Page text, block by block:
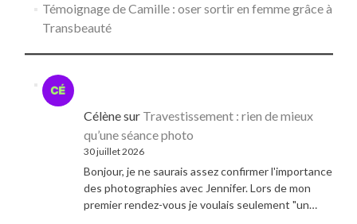
Témoignage de Camille : oser sortir en femme grâce à
Transbeauté
Célènesur Travestissement : rien de mieux
qu’une séance photo
30 juillet 2026
Bonjour, je ne saurais assez confirmer l'importance
des photographies avec Jennifer. Lors de mon
premier rendez-vous je voulais seulement "un…